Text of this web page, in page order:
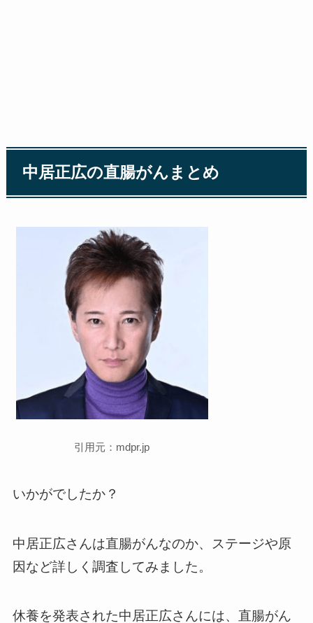
中居正広の直腸がんまとめ
引用元：mdpr.jp
いかがでしたか？
中居正広さんは直腸がんなのか、ステージや原
因など詳しく調査してみました。
休養を発表された中居正広さんには、直腸がん